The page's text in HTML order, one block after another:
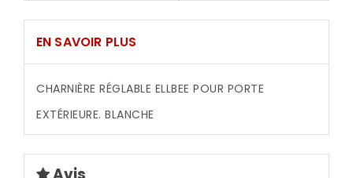
EN SAVOIR PLUS
CHARNIÈRE RÉGLABLE ELLBEE POUR PORTE
EXTÉRIEURE. BLANCHE